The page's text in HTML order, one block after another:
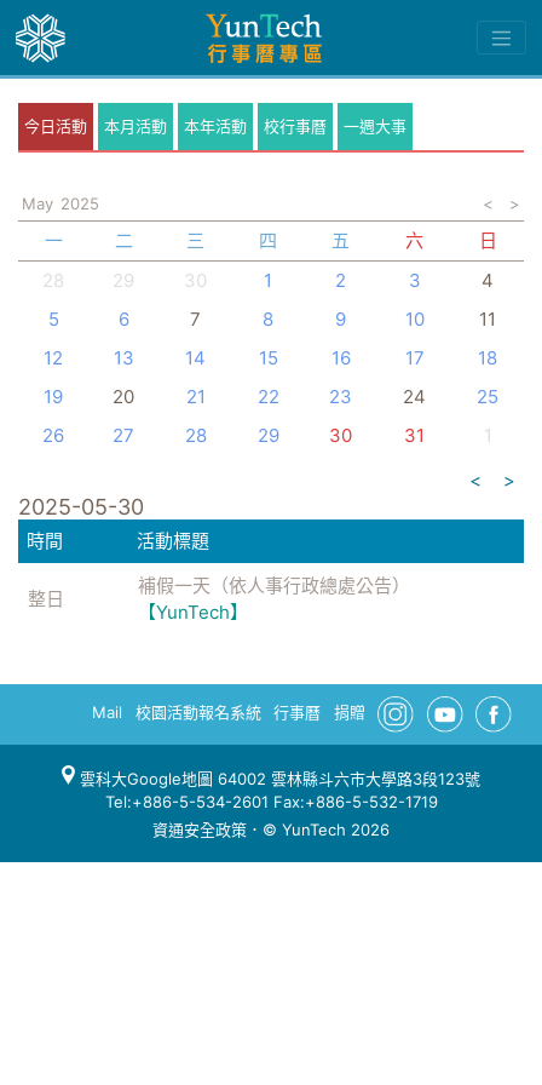
今日活動 本月活動 本年活動 校行事曆 一週大事
May 2025 < >
一 二 三 四 五 六
日
28
29 30 1 2 3
4
5
6 7 8 9 10
11
12
13 14 15 16 17
18
19
20 21 22 23 24
25
26
27 28 29 30 31
1
<
>
2025-05-30
時間 活動標題
整日
補假一天（依人事行政總處公告）
【YunTech】
Mail 校園活動報名系統 行事曆 捐贈
雲科大Google地圖 64002 雲林縣斗六市大學路3段123號
Tel:+886-5-534-2601 Fax:+886-5-532-1719
資通安全政策 ．© YunTech 2026